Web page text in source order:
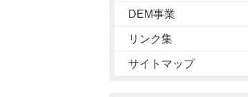
DEM事業
リンク集
サイトマップ